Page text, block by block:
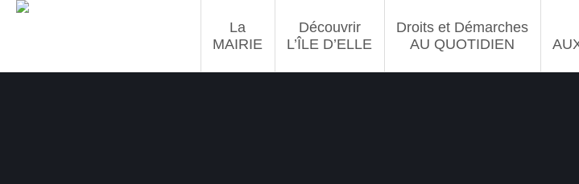
La
MAIRIE
Découvrir
L’ÎLE D’ELLE
Droits et Démarches
AU QUOTIDIEN